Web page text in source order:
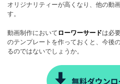
オリジナリティーが高くなり、他の動
す。
動画制作において ローワーサードは必
のテンプレートを作っておくと、今後
るのではないでしょうか。